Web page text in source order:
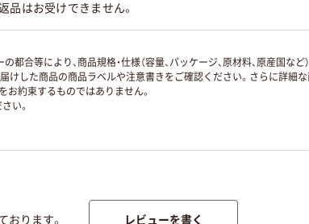
品はお受けできません。
合等により、商品規格・仕様（容量、パッケージ、原材料、原産国な
した商品の商品ラベルや注意書きをご確認ください。さらに詳細
お約束するものではありません。
い。
ります。 レビューを書く